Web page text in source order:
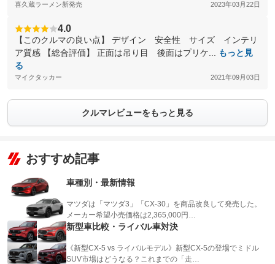
喜久蔵ラーメン新発売 2023年03月22日
4.0
【このクルマの良い点】 デザイン 安全性 サイズ インテリ
ア質感 【総合評価】 正面は吊り目 後面はプリケ...
もっと見
る
マイクタッカー 2021年09月03日
クルマレビューをもっと見る
おすすめ記事
車種別・最新情報
マツダは「マツダ3」「CX-30」を商品改良して発売した。
メーカー希望小売価格は2,365,000円…
新型車比較・ライバル車対決
《新型CX-5 vs ライバルモデル》新型CX-5の登場でミドル
SUV市場はどうなる？これまでの「走…